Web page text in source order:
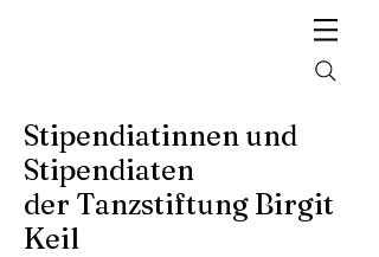
Stipendiatinnen und
Stipendiaten
der Tanzstiftung Birgit
Keil